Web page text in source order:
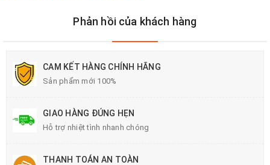
Phản hồi của khách hàng
CAM KẾT HÀNG CHÍNH HÃNG
Sản phẩm mới 100%
GIAO HÀNG ĐÚNG HẸN
Hỗ trợ nhiệt tình nhanh chóng
THANH TOÁN AN TOÀN